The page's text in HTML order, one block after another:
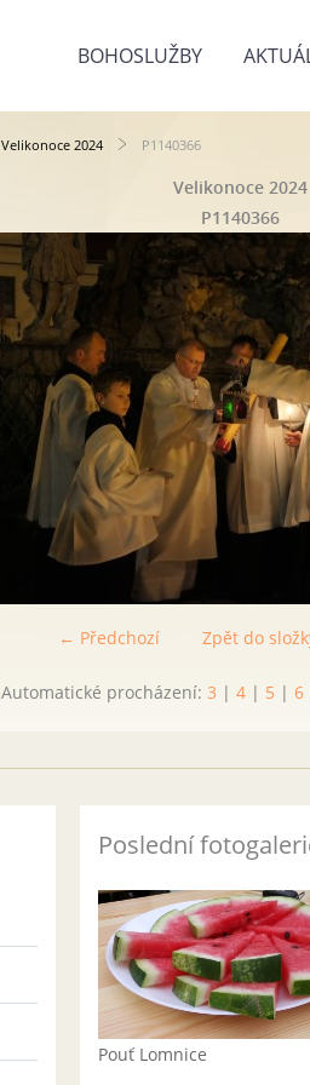
BOHOSLUŽBY
Velikonoce 2024 P1140366
Velikonoce 2024
P1140366
← Předchozí Zpět do
Automatické procházení: 3 | 4 | 5 | 6
Poslední
Pouť Lomnice